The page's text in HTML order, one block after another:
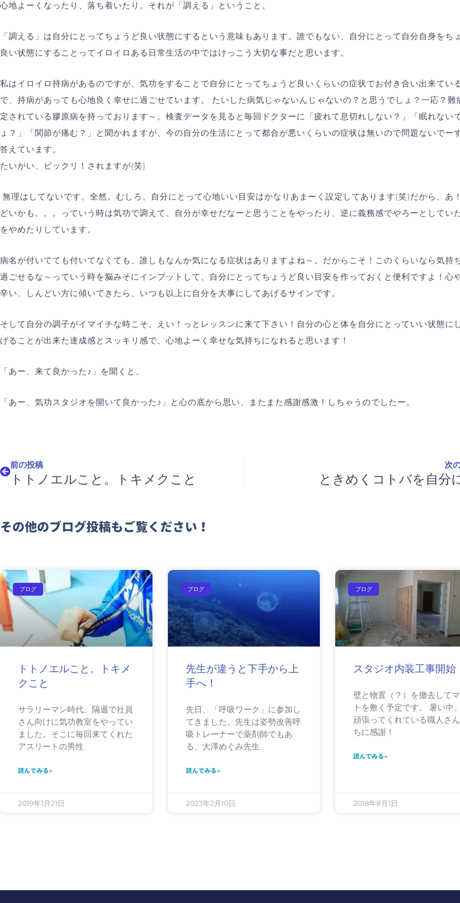
心地よーくなったり、落ち着いたり。それが「調える」ということ。
「調える」は自分にとってちょうど良い状態にするという意味もあります。誰でもない、自分にとって自分自身をち
良い状態にすることってイロイロある日常生活の中ではけっこう大切な事だと思います。
私はイロイロ持病があるのですが、気功をすることで自分にとってちょうど良いくらいの症状でお付き合い出来てい
で、持病があっても心地良く幸せに過ごせています。 たいした病気じゃないんじゃないの？と思うでしょ？一応？難
定されている膠原病を持っております～。検査データを見ると毎回ドクターに「疲れて息切れしない？」「眠れない
ょ？」「関節が痛む？」と聞かれますが、今の自分の生活にとって都合が悪いくらいの症状は無いので問題ないでー
答えています。
たいがい、ビックリ！されますが(笑)
無理はしてないです。全然。むしろ、自分にとって心地いい目安はかなりあまーく設定してあります(笑)だから、あ
どいかも。。。っていう時は気功で調えて、自分が幸せだなーと思うことをやったり、逆に義務感でやろーとしてい
をやめたりしています。
病名が付いてても付いてなくても、誰しもなんか気になる症状はありますよね～。だからこそ！このくらいなら気持
過ごせるな～っていう時を脳みそにインプットして、自分にとってちょうど良い目安を作っておくと便利ですよ！心
辛い、しんどい方に傾いてきたら、いつも以上に自分を大事にしてあげるサインです。
そして自分の調子がイマイチな時こそ、えい！っとレッスンに来て下さい！自分の心と体を自分にとっていい状態に
げることが出来た達成感とスッキリ感で、心地よーく幸せな気持ちになれると思います！
「あー、来て良かった♪」を聞くと、
「あー、気功スタジオを開いて良かった♪」と心の底から思い、またまた感謝感激！しちゃうのでしたー。
前の投稿
トトノエルこと。トキメクこと
次
ときめくコトバを自分
その他のブログ投稿もご覧ください！
ブログ
トトノエルこと。トキメ
クこと
サラリーマン時代、隔週で社員
さん向けに気功教室をやってい
ました。そこに毎回来てくれた
アスリートの男性
読んでみる»
2019年1月21日
ブログ
先生が違うと下手から上
手へ！
先日、「呼吸ワーク」に参加し
てきました。先生は姿勢改善呼
吸トレーナーで薬剤師でもあ
る、大澤めぐみ先生
読んでみる»
2023年2月10日
ブログ
スタジオ内装工事開始
壁と物置（？）を撤去して
トを敷く予定です。 暑い中、
頑張ってくれている職人さ
ちに感謝！
読んでみる»
2018年8月1日